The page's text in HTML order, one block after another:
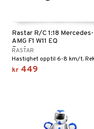
Rastar R/C 1:18 Mercedes-
AMG F1 W11 EQ
Performance
RASTAR
kr 449